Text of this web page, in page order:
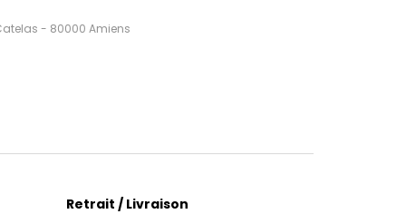
- 80000 Amiens
Retrait / Livraison